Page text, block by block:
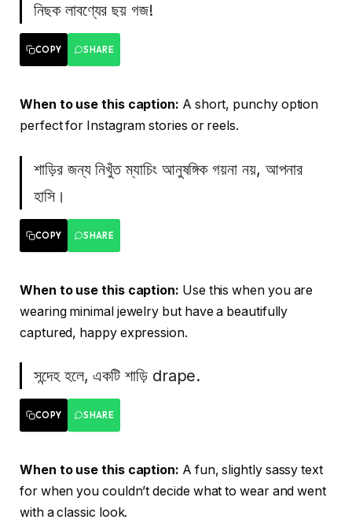
নিছক লাবণ্যের ছয় গজ!
COPY SHARE
When to use this caption: A short, punchy option
perfect for Instagram stories or reels.
শাড়ির জন্য নিখুঁত ম্যাচিং আনুষঙ্গিক গয়না নয়, আপনার
হাসি।
COPY SHARE
When to use this caption: Use this when you are
wearing minimal jewelry but have a beautifully
captured, happy expression.
সন্দেহ হলে, একটি শাড়ি drape.
COPY SHARE
When to use this caption: A fun, slightly sassy text
for when you couldn’t decide what to wear and went
with a classic look.